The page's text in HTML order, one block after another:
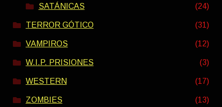
SATÁNICAS (24)
TERROR GÓTICO (31)
VAMPIROS (12)
W.I.P. PRISIONES (3)
WESTERN (17)
ZOMBIES (13)